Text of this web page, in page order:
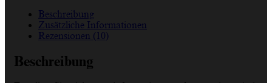
Beschreibung
Zusätzliche Informationen
Rezensionen (10)
Beschreibung